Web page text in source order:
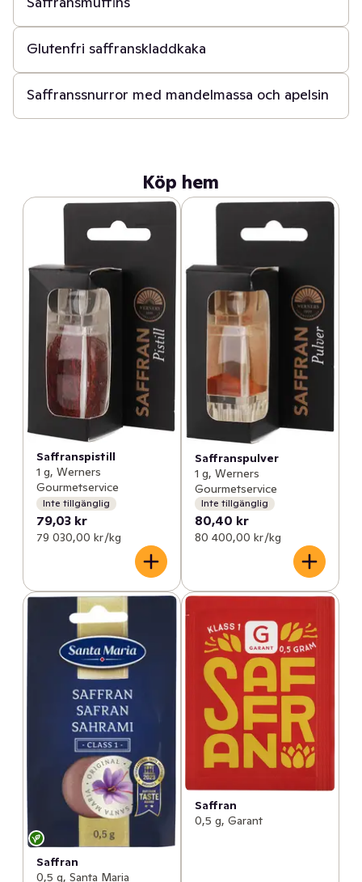
40 min
Glutenfri saffranskladdkaka
3 t
Saffranssnurror med mandelmassa och apelsin
Köp hem
Saffranspistill
1 g, Werners
Gourmetservice
Inte tillgänglig
79,03 kr
79 030,00 kr /kg
Saffranspulver
1 g, Werners
Gourmetservice
Inte tillgänglig
80,40 kr
80 400,00 kr /kg
Saffran
0,5 g, Santa Maria
Saffran
0,5 g, Garant